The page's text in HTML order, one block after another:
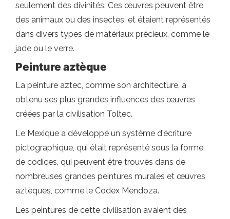
seulement des divinités. Ces œuvres peuvent être
des animaux ou des insectes, et étaient représentés
dans divers types de matériaux précieux, comme le
jade ou le verre.
Peinture aztèque
La peinture aztec, comme son architecture, a
obtenu ses plus grandes influences des œuvres
créées par la civilisation Toltec.
Le Mexique a développé un système d'écriture
pictographique, qui était représenté sous la forme
de codices, qui peuvent être trouvés dans de
nombreuses grandes peintures murales et œuvres
aztèques, comme le Codex Mendoza.
Les peintures de cette civilisation avaient des